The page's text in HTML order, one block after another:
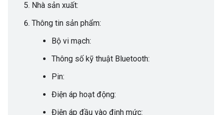
Nhà sản xuất:
Thông tin sản phẩm:
Bộ vi mạch:
Thông số kỹ thuật Bluetooth:
Pin:
Điện áp hoạt động:
Điện áp đầu vào định mức: